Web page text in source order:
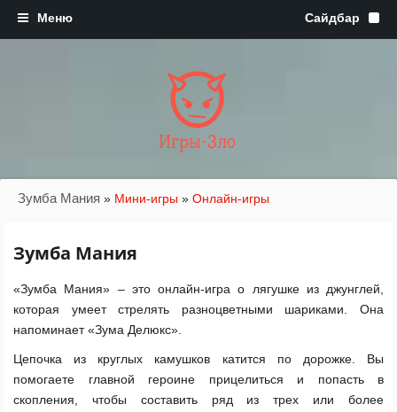
Игры·Зло
Зумба Мания » Мини-игры » Онлайн-игры
Зумба Мания
«Зумба Мания» – это онлайн-игра о лягушке из джунглей,
которая умеет стрелять разноцветными шариками. Она
напоминает «Зума Делюкс».
Цепочка из круглых камушков катится по дорожке. Вы
помогаете главной героине прицелиться и попасть в
скопления, чтобы составить ряд из трех или более